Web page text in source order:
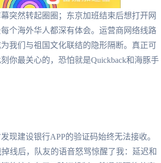
突然转起圈圈；东京加班结束后想打开网
个海外华人都深有体会。运营商网络线路
我们与祖国文化联结的隐形隔断。真正可
你最关心的，恐怕就是Quickback和海豚手
现建设银行APP的验证码始终无法接收。
线后，队友的语音怒骂惊醒了我：延迟和